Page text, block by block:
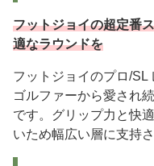
フットジョイの超定番
適なラウンドを
フットジョイのプロ/SL
ゴルファーから愛され
です。グリップ力と快
いため幅広い層に支持